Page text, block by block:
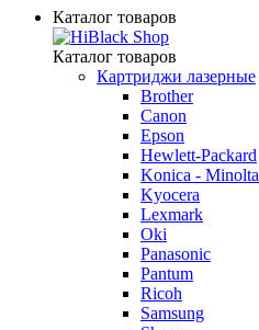
Каталог товаров
Каталог товаров
Картриджи лазерные
Brother
Canon
Epson
Hewlett-Packard
Konica - Minolta
Kyocera
Lexmark
Oki
Panasonic
Pantum
Ricoh
Samsung